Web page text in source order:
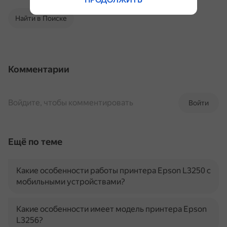
Найти в Поиске
Комментарии
Войти
Войдите, чтобы комментировать
Ещё по теме
Какие особенности работы принтера Epson L3250 с
мобильными устройствами?
Какие особенности имеет модель принтера Epson
L3256?